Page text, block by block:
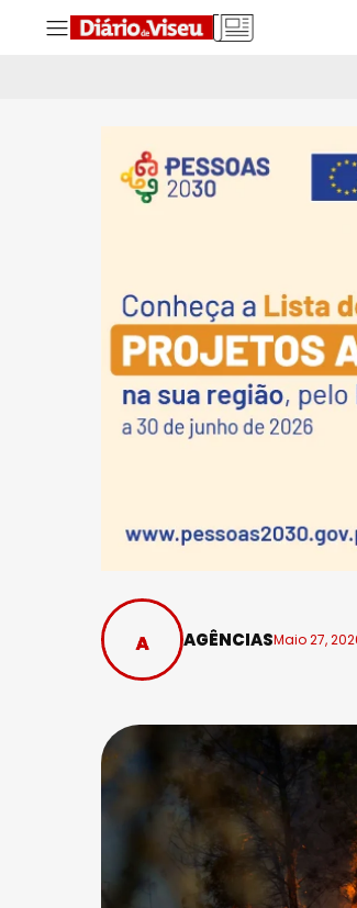
AGÊNCIASMaio 27,